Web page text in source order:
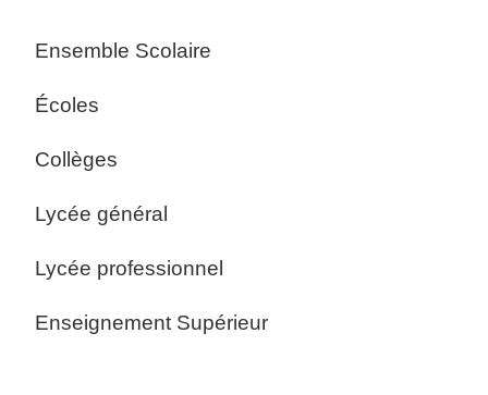
Ensemble Scolaire
Écoles
Collèges
Lycée général
Lycée professionnel
Enseignement Supérieur